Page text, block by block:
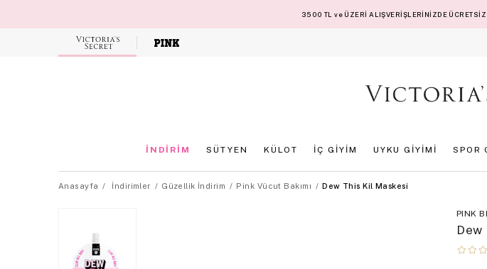
3500 TL ve ÜZERİ ALIŞVERİŞLERİNİZDE
Victoria's
Secret
İNDİRİM SÜTYEN KÜLOT İÇ GİYİM UYKU GİYİMİ SPOR
Anasayfa İndirimler Güzellik İndirim Pink Vücut Bakımı Dew This Kil Maskesi
PINK